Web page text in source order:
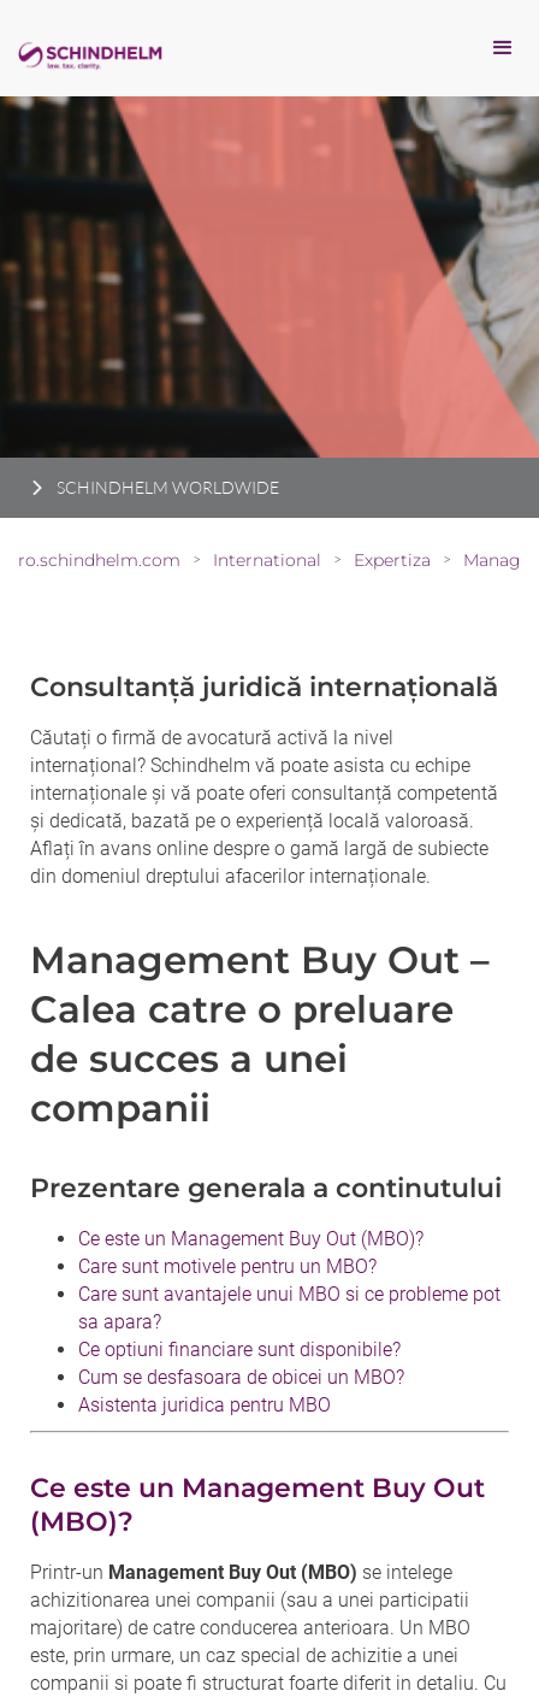
SCHINDHELM WORLDWIDE
ro.schindhelm.com > International > Expertiza >
Consultanță juridică internațională
Căutați o firmă de avocatură activă la nivel
internațional? Schindhelm vă poate asista cu echipe
internaționale și vă poate oferi consultanță competentă
și dedicată, bazată pe o experiență locală valoroasă.
Aflați în avans online despre o gamă largă de subiecte
din domeniul dreptului afacerilor internaționale.
Management Buy Out –
Calea catre o preluare
de succes a unei
companii
Prezentare generala a continutului
Ce este un Management Buy Out (MBO)?
Care sunt motivele pentru un MBO?
Care sunt avantajele unui MBO si ce probleme pot
sa apara?
Ce optiuni financiare sunt disponibile?
Cum se desfasoara de obicei un MBO?
Asistenta juridica pentru MBO
Ce este un Management Buy Out
(MBO)?
Printr-un Management Buy Out (MBO) se intelege
achizitionarea unei companii (sau a unei participatii
majoritare) de catre conducerea anterioara. Un MBO
este, prin urmare, un caz special de achizitie a unei
companii si poate fi structurat foarte diferit in detaliu. Cu